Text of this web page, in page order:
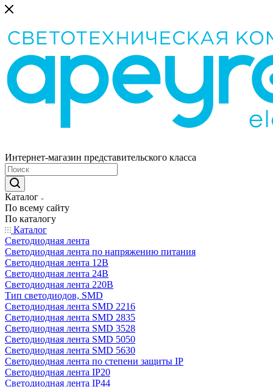
Интернет-магазин представительского класса
Каталог
По всему сайту
По каталогу
Каталог
Светодиодная лента
Светодиодная лента по напряжению питания
Светодиодная лента 12В
Светодиодная лента 24В
Светодиодная лента 220В
Тип светодиодов, SMD
Cветодиодная лента SMD 2216
Светодиодная лента SMD 2835
Светодиодная лента SMD 3528
Светодиодная лента SMD 5050
Светодиодная лента SMD 5630
Светодиодная лента по степени защиты IP
Светодиодная лента IP20
Светодиодная лента IP44